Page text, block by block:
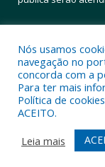
Todos os direitos
Mapa do Site
Acessar Webmail
Nós usamos
navegação no
concorda com a
Para ter mais
Política de
ACEITO.
Leia mais